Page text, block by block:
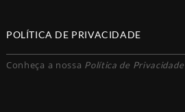
POLÍTICA DE PRIVACIDADE
Conheça a nossa Política de Privacidade